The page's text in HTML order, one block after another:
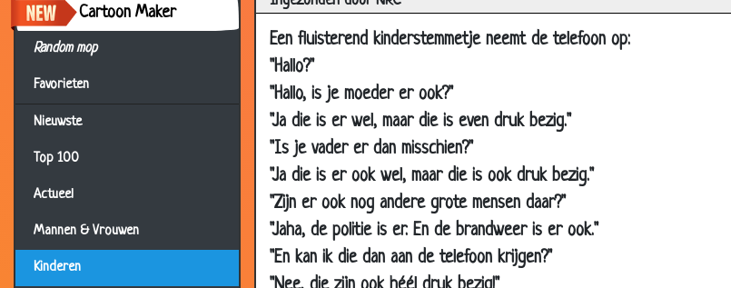
Cartoon Maker
Random mop
Favorieten
Nieuwste
Top 100
Actueel
Mannen & Vrouwen
Kinderen
Een fluisterend kinderstemmetje neemt de telefoon op:
"Hallo?"
"Hallo, is je moeder er ook?"
"Ja die is er wel, maar die is even druk bezig."
"Is je vader er dan misschien?"
"Ja die is er ook wel, maar die is ook druk bezig."
"Zijn er ook nog andere grote mensen daar?"
"Jaha, de politie is er. En de brandweer is er ook."
"En kan ik die dan aan de telefoon krijgen?"
18 Oct 2006
On-woorden
18 Oct 2006
Opscheppers
03 Oct 2006
Treintje
13 Sep 2006
Sinterklaas
13 Sep 2006
Ik ben een rund
13 Sep 2006
Strafregels
09 Sep 2006
Fluiten
07 Sep 2006
School